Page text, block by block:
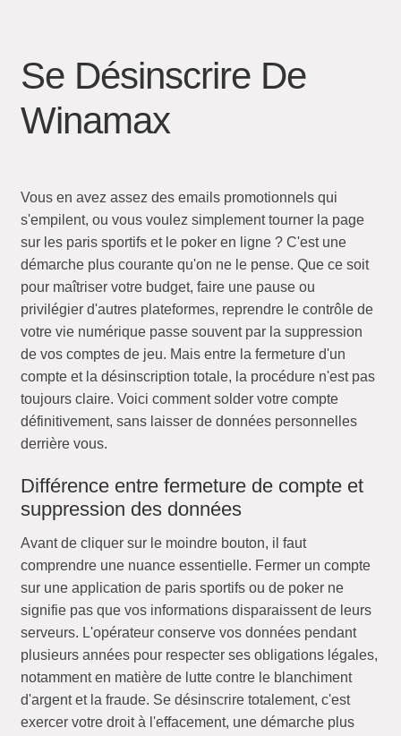
Se Désinscrire De
Winamax
Vous en avez assez des emails promotionnels qui
s'empilent, ou vous voulez simplement tourner la page
sur les paris sportifs et le poker en ligne ? C'est une
démarche plus courante qu'on ne le pense. Que ce soit
pour maîtriser votre budget, faire une pause ou
privilégier d'autres plateformes, reprendre le contrôle de
votre vie numérique passe souvent par la suppression
de vos comptes de jeu. Mais entre la fermeture d'un
compte et la désinscription totale, la procédure n'est pas
toujours claire. Voici comment solder votre compte
définitivement, sans laisser de données personnelles
derrière vous.
Différence entre fermeture de compte et
suppression des données
Avant de cliquer sur le moindre bouton, il faut
comprendre une nuance essentielle. Fermer un compte
sur une application de paris sportifs ou de poker ne
signifie pas que vos informations disparaissent de leurs
serveurs. L'opérateur conserve vos données pendant
plusieurs années pour respecter ses obligations légales,
notamment en matière de lutte contre le blanchiment
d'argent et la fraude. Se désinscrire totalement, c'est
exercer votre droit à l'effacement, une démarche plus